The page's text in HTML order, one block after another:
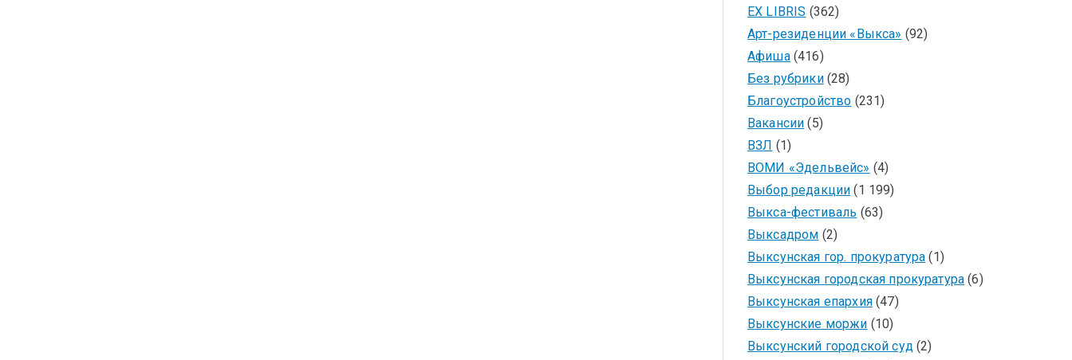
EX LIBRIS (362)
Арт-резиденции «Выкса» (92)
Афиша(416)
Без рубрики(28)
Благоустройство (231)
Вакансии (5)
ВЗЛ (1)
ВОМИ «Эдельвейс» (4)
Выбор редакции (1 199)
Выкса-фестиваль (63)
Выксадром (2)
Выксунская гор. прокуратура (1)
Выксунская городская прокуратура (6)
Выксунская епархия(47)
Выксунские моржи (10)
Выксунский городской суд(2)